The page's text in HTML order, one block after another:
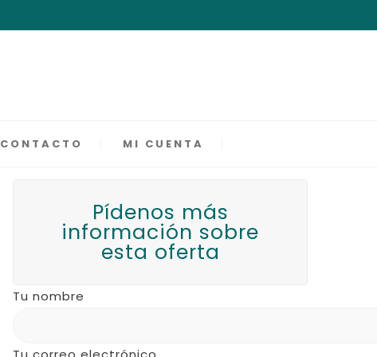
CONTACTO MI CUENTA
Pídenos más
información sobre
esta oferta
Tu nombre